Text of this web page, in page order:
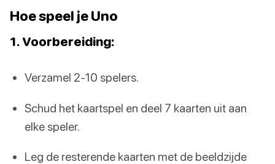
Hoe speel je Uno
1. Voorbereiding:
Verzamel 2-10 spelers.
Schud het kaartspel en deel 7 kaarten uit aan
elke speler.
Leg de resterende kaarten met de beeldzijde